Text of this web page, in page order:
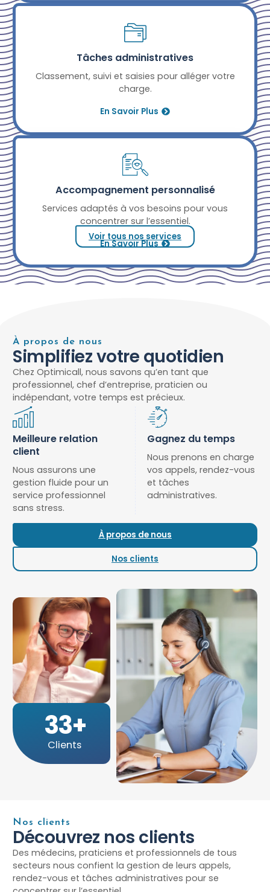
Tâches administratives
Classement, suivi et saisies pour alléger votre
charge.
En Savoir Plus
Accompagnement personnalisé
Services adaptés à vos besoins pour vous
concentrer sur l’essentiel.
En Savoir Plus
Voir tous nos services
À propos de nous
Simplifiez votre quotidien
Chez Optimicall, nous savons qu’en tant que
professionnel, chef d’entreprise, praticien ou
indépendant, votre temps est précieux.
Meilleure relation
client
Nous assurons une
gestion fluide pour un
service professionnel
sans stress.
Gagnez du temps
Nous prenons en charge
vos appels, rendez-vous
et tâches
administratives.
À propos de nous
Nos clients
Clients
33+
Nos clients
Découvrez nos clients
Des médecins, praticiens et professionnels de tous
secteurs nous confient la gestion de leurs appels,
rendez-vous et tâches administratives pour se